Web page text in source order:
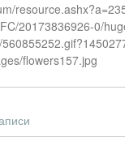
20173836926-0/
flowers157.jpg